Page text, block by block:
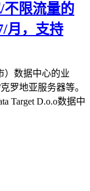
不限流量的
月，支持
）数据中心的业
罗地亚服务器等。
Target D.o.o数据中